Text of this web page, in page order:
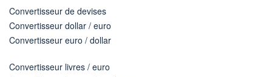
Convertisseur de devises
Convertisseur dollar / euro
Convertisseur euro / dollar
Convertisseur livres / euro